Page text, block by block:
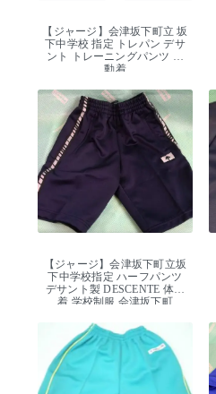
【ジャージ】会津坂下町立 坂
下中学校 指定 トレパン デサ
ント トレーニングパンツ 運
動着
【ジャージ】会津坂下町立坂
下中学校指定 ハーフパンツ
デサント製 DESCENTE 体操
着 学校制服 会津坂下町